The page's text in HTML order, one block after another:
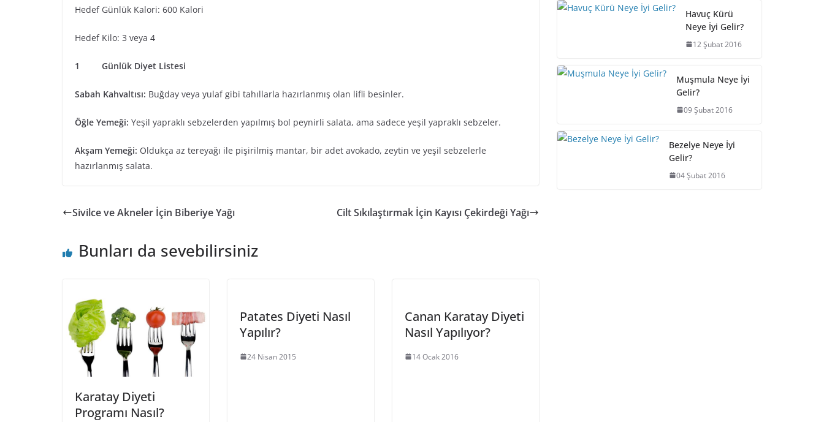
Hedef Günlük Kalori: 600 Kalori
Hedef Kilo: 3 veya 4
1 Günlük Diyet Listesi
Sabah Kahvaltısı: Buğday veya yulaf gibi tahıllarla hazırlanmış olan lifli besinler.
Öğle Yemeği: Yeşil yapraklı sebzelerden yapılmış bol peynirli salata, ama sadece yeşil yapraklı sebzeler.
Akşam Yemeği: Oldukça az tereyağı ile pişirilmiş mantar, bir adet avokado, zeytin ve yeşil sebzelerle
hazırlanmış salata.
Sivilce ve Akneler İçin Biberiye Yağı Cilt Sıkılaştırmak İçin Kayısı Çekirdeği Yağı
Bunları da sevebilirsiniz
Karatay Diyeti
Programı Nasıl?
Patates Diyeti Nasıl
Yapılır?
24 Nisan 2015
Canan Karatay Diyeti
Nasıl Yapılıyor?
14 Ocak 2016
Havuç Kürü
Neye İyi Gelir?
12 Şubat 2016
Muşmula Neye İyi
Gelir?
09 Şubat 2016
Bezelye Neye İyi
Gelir?
04 Şubat 2016